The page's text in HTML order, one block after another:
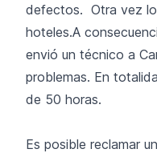
defectos. Otra vez
hoteles.A
envió un técnico a
problemas. En
de 50 horas.
Es posible reclamar